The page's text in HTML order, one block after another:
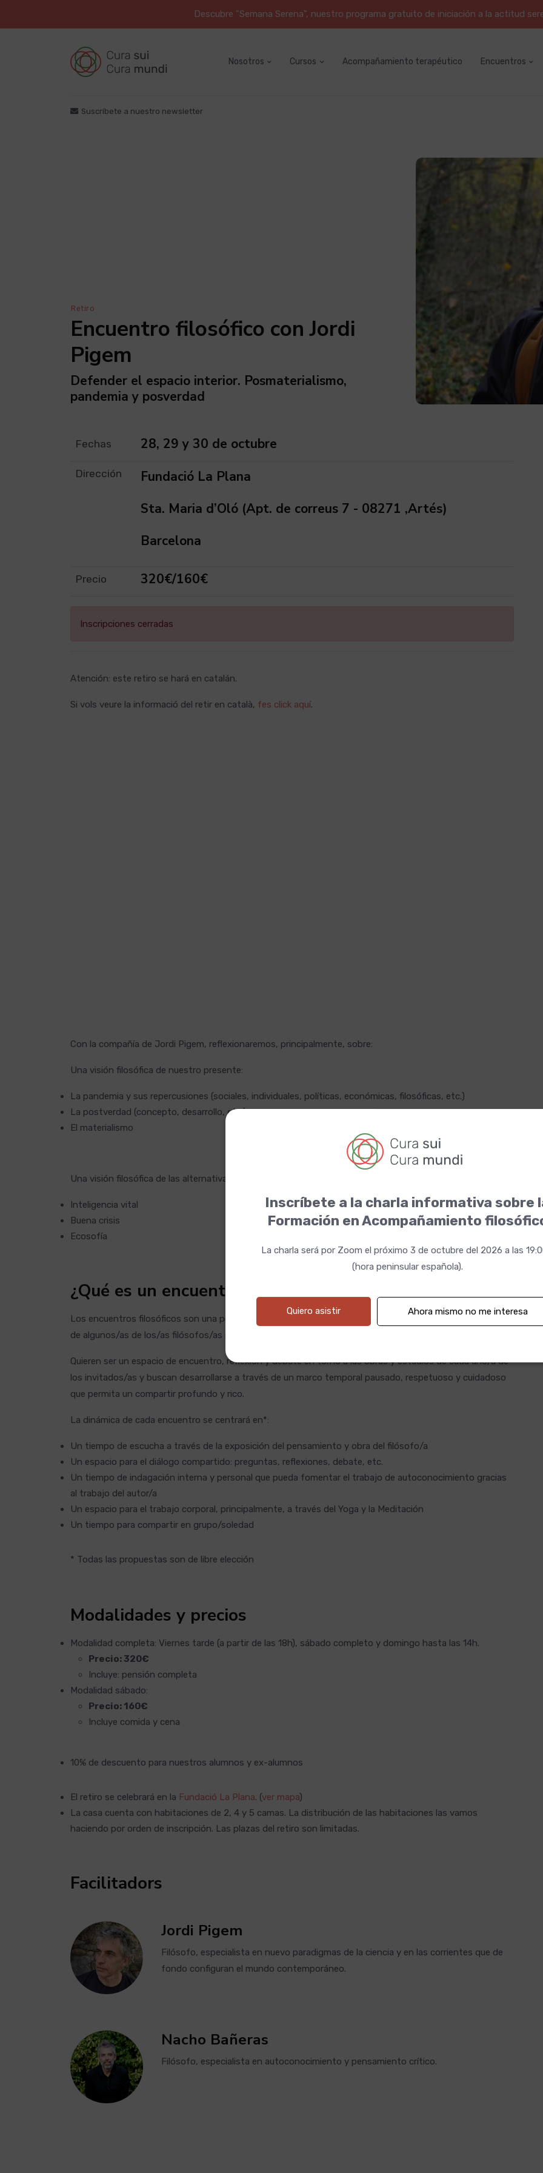
Descubre "Semana Serena", nuestro programa gratuito de iniciación a la actitud
Nosotros Cursos Acompañamiento terapéutico Encuentros
Suscríbete a nuestro newsletter
Retiro
Encuentro filosófico con Jordi
Pigem
Defender el espacio interior. Posmaterialismo,
pandemia y posverdad
Fechas 28, 29 y 30 de octubre
Dirección
Fundació La Plana
Sta. Maria d’Oló (Apt. de correus 7 - 08271 ,Artés)
Barcelona
Precio 320€/160€
Inscripciones cerradas
Atención: este retiro se hará en catalán.
Si vols veure la informació del retir en català, fes click aquí.
Con la compañía de Jordi Pigem, reflexionaremos, principalmente, sobre:
Una visión filosófica de nuestro presente:
La pandemia y sus repercusiones (sociales, individuales, políticas, económicas, filosóficas, etc.)
La postverdad (concepto, desarrollo, etc.)
El materialismo
Una visión filosófica de las alternativas a nuestro presente:
Inteligencia vital
Buena crisis
Ecosofía
¿Qué es un encuentro filosófico?
Los encuentros filosóficos son una propuesta para vivir y experimentar un fin de semana con la compañía
de algunos/as de los/as filósofos/as más relevantes e interesantes de nuestro contexto presente.
Quieren ser un espacio de encuentro, reflexión y debate en torno a las obras y estudios de cada uno/a de
los invitados/as y buscan desarrollarse a través de un marco temporal pausado, respetuoso y cuidadoso
que permita un compartir profundo y rico.
La dinámica de cada encuentro se centrará en*:
Un tiempo de escucha a través de la exposición del pensamiento y obra del filósofo/a
Un espacio para el diálogo compartido: preguntas, reflexiones, debate, etc.
Un tiempo de indagación interna y personal que pueda fomentar el trabajo de autoconocimiento gracias
al trabajo del autor/a
Un espacio para el trabajo corporal, principalmente, a través del Yoga y la Meditación
Un tiempo para compartir en grupo/soledad
* Todas las propuestas son de libre elección
Modalidades y precios
Modalidad completa: Viernes tarde (a partir de las 18h), sábado completo y domingo hasta las 14h.
Precio: 320€
Incluye: pensión completa
Modalidad sábado:
Precio: 160€
Incluye comida y cena
10% de descuento para nuestros alumnos y ex-alumnos
El retiro se celebrará en la Fundació La Plana. (ver mapa)
La casa cuenta con habitaciones de 2, 4 y 5 camas. La distribución de las habitaciones las vamos
haciendo por orden de inscripción. Las plazas del retiro son limitadas.
Facilitadors
Jordi Pigem
Filósofo, especialista en nuevo paradigmas de la ciencia y en las corrientes que de
fondo configuran el mundo contemporáneo.
Nacho Bañeras
Filósofo, especialista en autoconocimiento y pensamiento crítico.
Inscríbete a la charla informativa sobre
Formación en Acompañamiento
La charla será por Zoom el próximo 3 de octubre del 2026 a las
(hora peninsular española).
Quiero asistir Ahora mismo no me interesa